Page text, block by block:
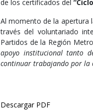
de los certificados del
Al momento de la apertura
través del voluntariado
Partidos de la Región
apoyo institucional tanto
continuar trabajando por la
Descargar PDF